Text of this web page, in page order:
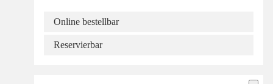
Online bestellbar
Reservierbar